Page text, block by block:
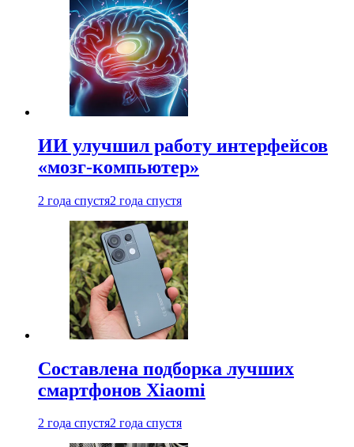
ИИ улучшил работу интерфейсов
«мозг-компьютер»
2 года спустя2 года спустя
Составлена подборка лучших
смартфонов Xiaomi
2 года спустя2 года спустя